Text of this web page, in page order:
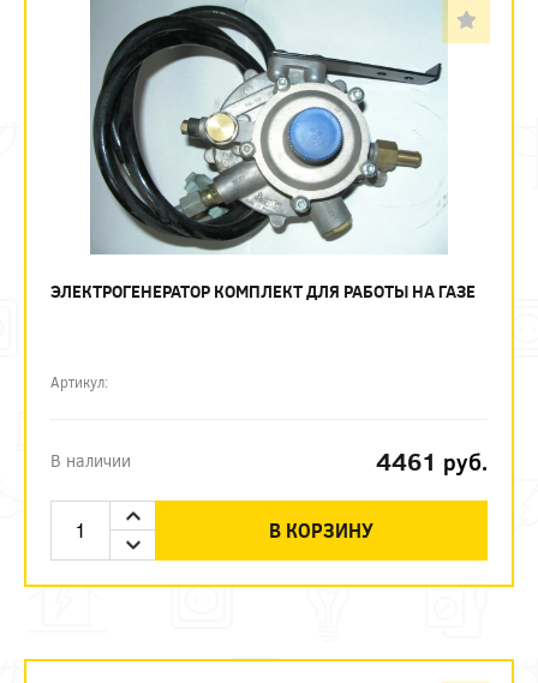
ЭЛЕКТРОГЕНЕРАТОР КОМПЛЕКТ ДЛЯ РАБОТЫ НА ГАЗЕ
Артикул:
В наличии 4461 руб.
В КОРЗИНУ